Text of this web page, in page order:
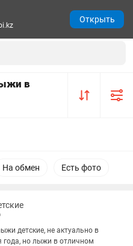
в
На обмен Есть фото
детские, не актуально в
года, но лыжи в отличном
Открыть